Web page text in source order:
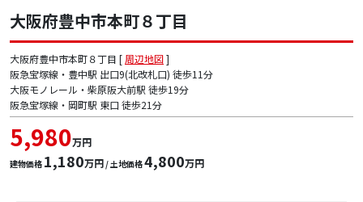
大阪府豊中市本町８丁目
大阪府豊中市本町８丁目 [ 周辺地図]
阪急宝塚線・豊中駅 出口9(北改札口) 徒歩11分
大阪モノレール・柴原阪大前駅 徒歩19分
阪急宝塚線・岡町駅 東口 徒歩21分
5,980万円
建物価格 1,180万円 / 土地価格4,800万円